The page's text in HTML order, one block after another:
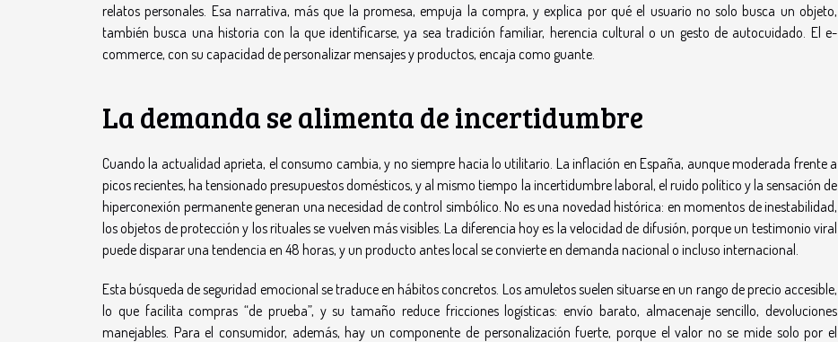
relatos personales. Esa narrativa, más que la promesa, empuja la compra, y explica por qué el usuario no solo busca un objeto,
también busca una historia con la que identificarse, ya sea tradición familiar, herencia cultural o un gesto de autocuidado. El e-
commerce, con su capacidad de personalizar mensajes y productos, encaja como guante.
La demanda se alimenta de incertidumbre
Cuando la actualidad aprieta, el consumo cambia, y no siempre hacia lo utilitario. La inflación en España, aunque moderada frente a
picos recientes, ha tensionado presupuestos domésticos, y al mismo tiempo la incertidumbre laboral, el ruido político y la sensación de
hiperconexión permanente generan una necesidad de control simbólico. No es una novedad histórica: en momentos de inestabilidad,
los objetos de protección y los rituales se vuelven más visibles. La diferencia hoy es la velocidad de difusión, porque un testimonio viral
puede disparar una tendencia en 48 horas, y un producto antes local se convierte en demanda nacional o incluso internacional.
Esta búsqueda de seguridad emocional se traduce en hábitos concretos. Los amuletos suelen situarse en un rango de precio accesible,
lo que facilita compras “de prueba”, y su tamaño reduce fricciones logísticas: envío barato, almacenaje sencillo, devoluciones
manejables. Para el consumidor, además, hay un componente de personalización fuerte, porque el valor no se mide solo por el